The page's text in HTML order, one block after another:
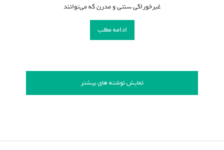
غیرخوراکی سنتی و مدرن که می‌توانند
ادامه مطلب
نمایش نوشته های بیشتر